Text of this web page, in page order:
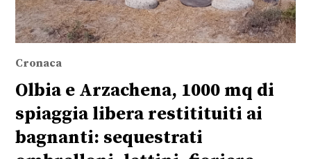
Cronaca
Olbia e Arzachena, 1000 mq di
spiaggia libera restitituiti ai
bagnanti: sequestrati